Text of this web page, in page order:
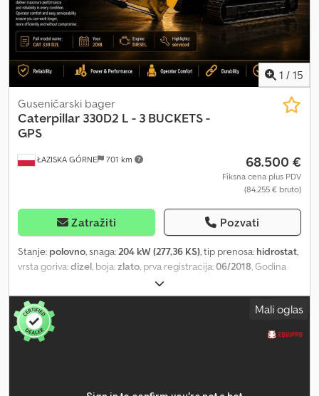
1 / 15
ŁAZISKA GÓRNE 701 km
Guseničarski bager
Caterpillar 330D2 L - 3 BUCKETS -
GPS
68.500 €
Fiksna cena plus PDV
(84.255 € bruto)
Zatražiti Pozvati
Stanje: polovno, snaga: 204 kW (277,36 KS), tip prenosa: hidrostat,
vrsta goriva:dizel , boja:zlato , prva registracija:06/2018 , Godina
15.999 h
ugrađeni računar, - Prednja kamera - Radio/CD - Kutija sa alatima
- Centralno podmazivanje Ovlašćeni SUBARU prodavac u Łaziska
Górne nudi na prodaju japanski CAT 330D2L gusenični bager sa
tri kašike i kukom za razbijanje tla. Hidraulika je proverena od
Mali oglas